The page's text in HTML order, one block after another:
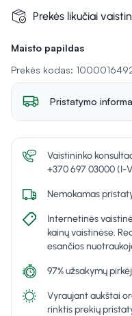
Maisto papildas
Prekės kodas:
Prekės likučiai
Pristatymo
Vaistininko
+370 697 03000 (I-
Nemokamas
Internetinės
kainų vaistinėse.
esančios
97% užsakymų
Vyraujant aukštai
rinktis prekių